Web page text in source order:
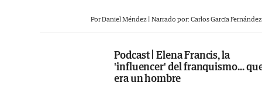
Por Daniel Méndez | Narrado por: Carlos García Fernández
Podcast | Elena Francis, la
'influencer' del franquismo...
era un hombre